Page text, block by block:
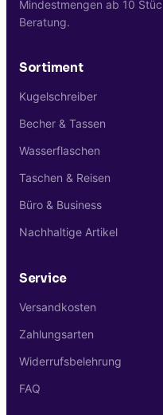
Mindestmengen ab 10
Beratung.
Sortiment
Kugelschreiber
Becher & Tassen
Wasserflaschen
Taschen & Reisen
Büro & Business
Nachhaltige Artikel
Service
Versandkosten
Zahlungsarten
Widerrufsbelehrung
FAQ